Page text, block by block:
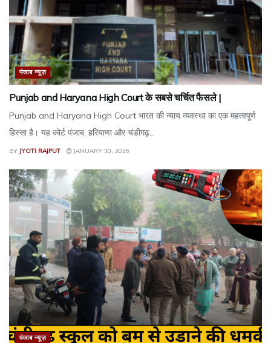
पंजाब न्यूज़
Punjab and Haryana High Court के सबसे चर्चित फैसले |
Punjab and Haryana High Court भारत की न्याय व्यवस्था का एक महत्वपूर्ण
हिस्सा है। यह कोर्ट पंजाब, हरियाणा और चंडीगढ़...
BY JYOTI RAJPUT JANUARY 30, 2026
पंजाब न्यूज़